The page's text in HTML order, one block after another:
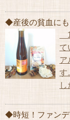
◆産後の貧血に
て
ア
す
し
◆時短！ファン